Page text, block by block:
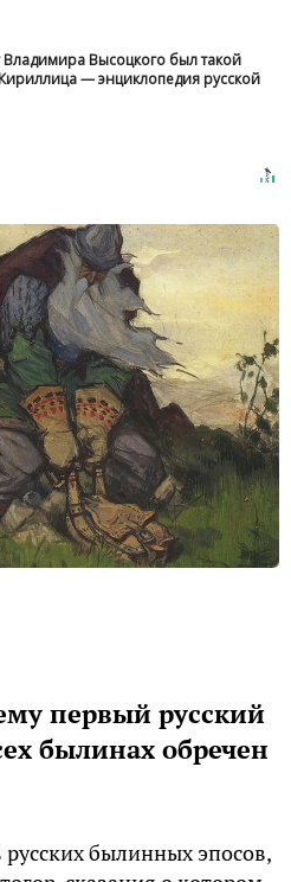
Владимира Высоцкого был такой
— энциклопедия русской
первый русский
былинах обречен
былинных эпосов,